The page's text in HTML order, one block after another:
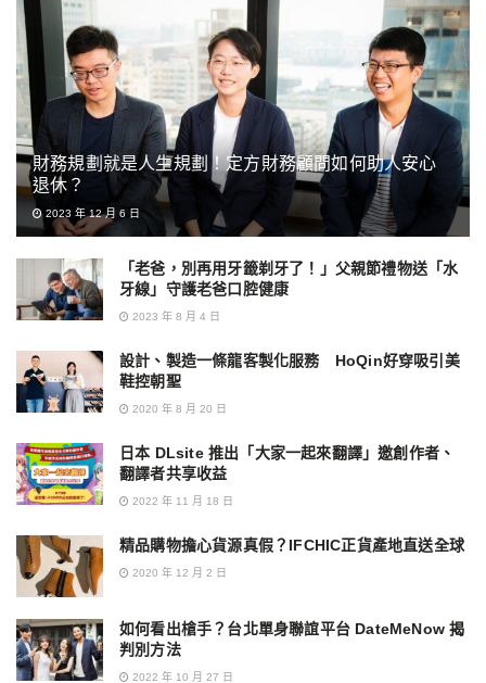
財務規劃就是人生規劃！定方財務顧問如何助人安心
退休？
2023 年 12 月 6 日
「老爸，別再用牙籤剃牙了！」父親節禮物送「水
牙線」守護老爸口腔健康
2023 年 8 月 4 日
設計、製造一條龍客製化服務 HoQin好穿吸引美
鞋控朝聖
2020 年 8 月 20 日
日本 DLsite 推出「大家一起來翻譯」邀創作者、
翻譯者共享收益
2022 年 11 月 18 日
精品購物擔心貨源真假？IFCHIC正貨產地直送全球
2020 年 12 月 2 日
如何看出槍手？台北單身聯誼平台 DateMeNow 揭
判別方法
2022 年 10 月 27 日